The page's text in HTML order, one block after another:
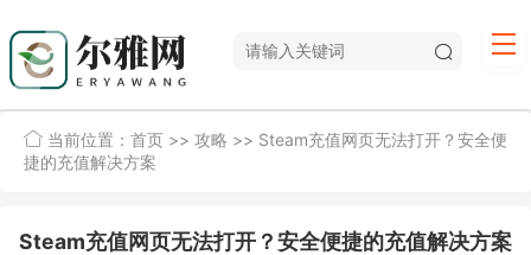
当前位置： 首页 >> 攻略 >> Steam充值网页无法打开？安全便
捷的充值解决方案
Steam充值网页无法打开？安全便捷的充值解决方案